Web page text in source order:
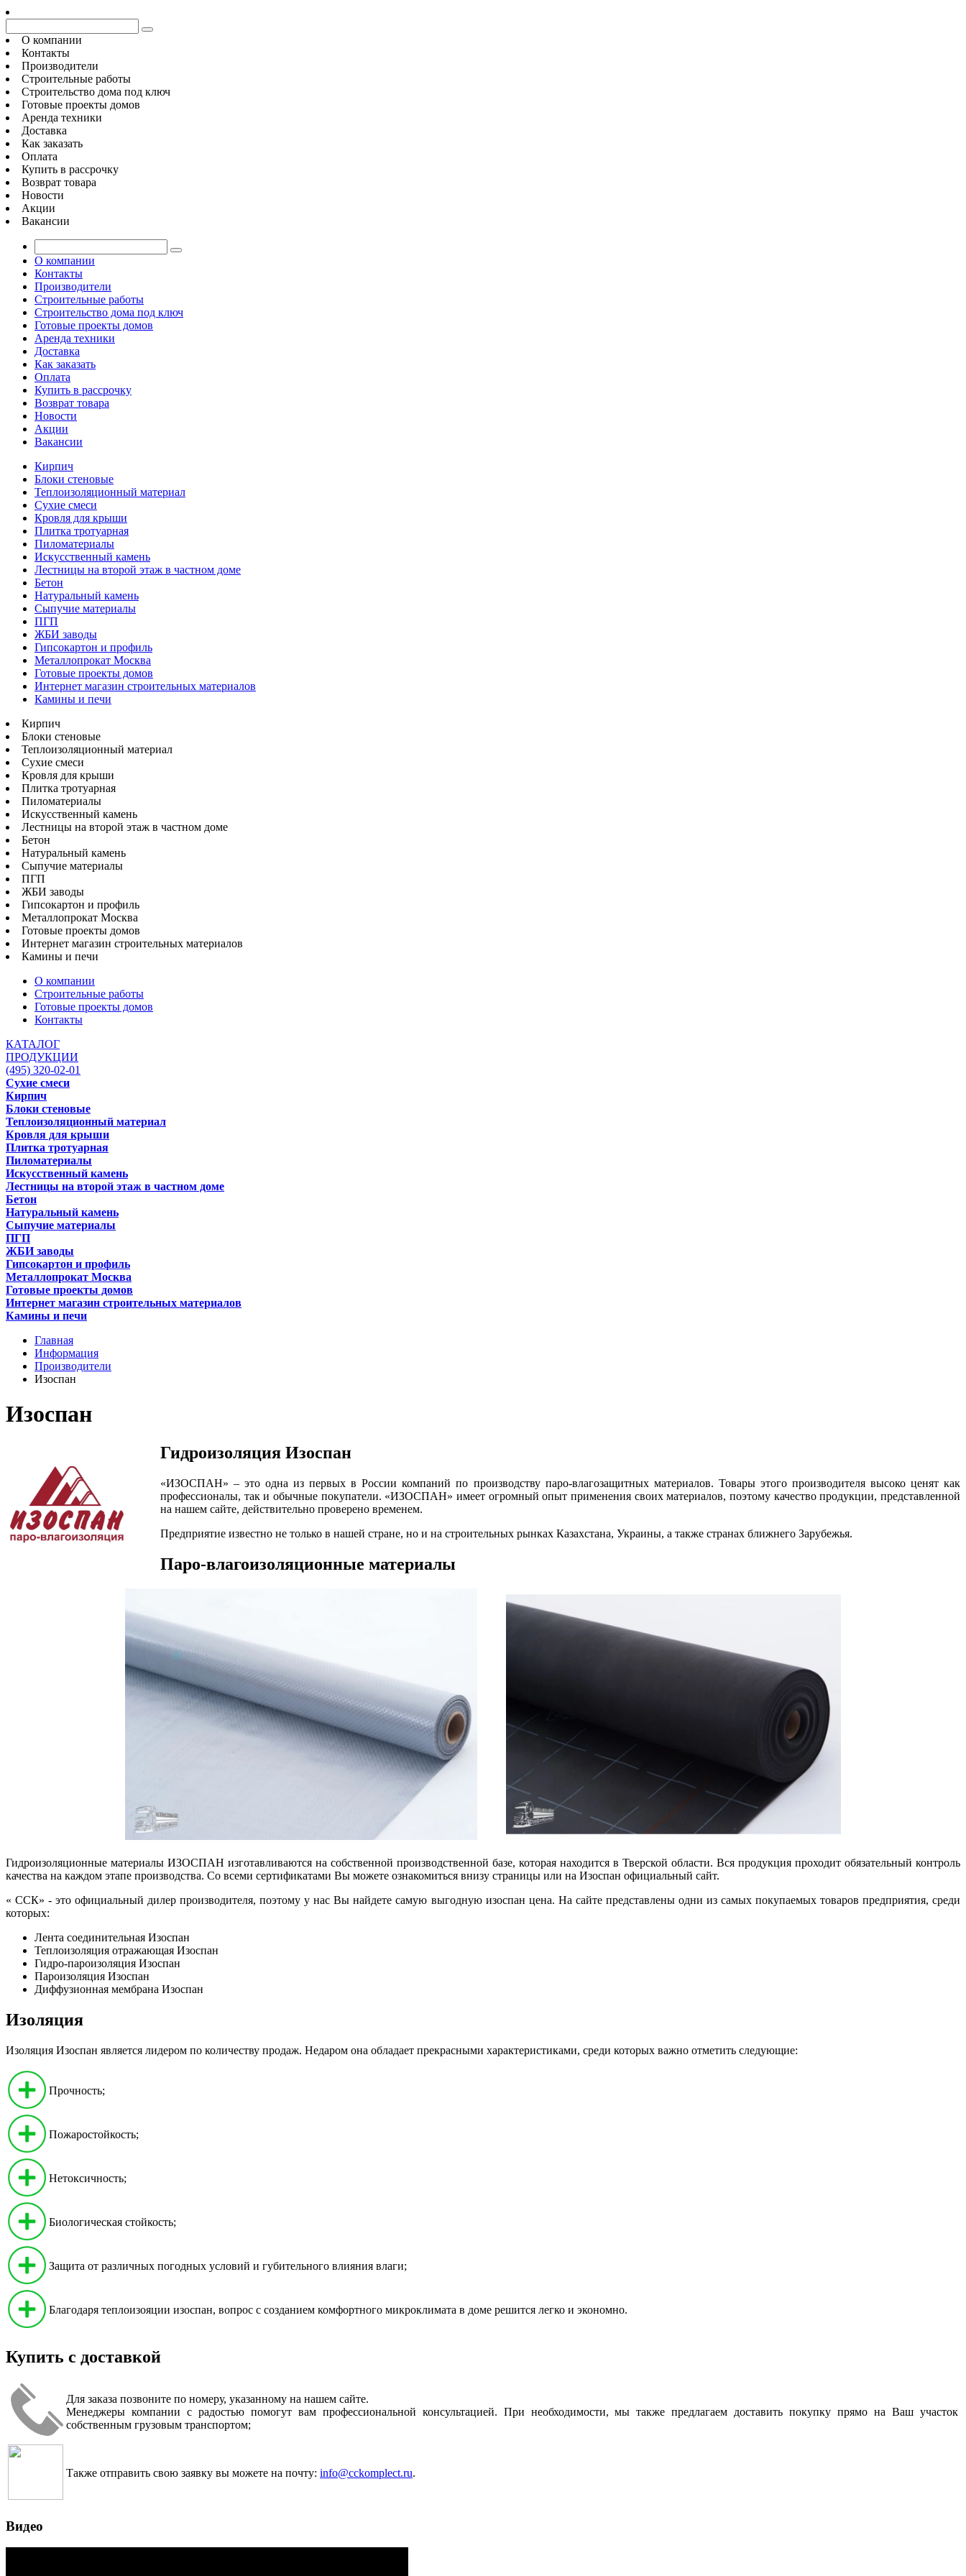
О компании
Контакты
Производители
Строительные работы
Строительство дома под ключ
Готовые проекты домов
Аренда техники
Доставка
Как заказать
Оплата
Купить в рассрочку
Возврат товара
Новости
Акции
Вакансии
О компании
Контакты
Производители
Строительные работы
Строительство дома под ключ
Готовые проекты домов
Аренда техники
Доставка
Как заказать
Оплата
Купить в рассрочку
Возврат товара
Новости
Акции
Вакансии
Кирпич
Блоки стеновые
Теплоизоляционный материал
Сухие смеси
Кровля для крыши
Плитка тротуарная
Пиломатериалы
Искусственный камень
Лестницы на второй этаж в частном доме
Бетон
Натуральный камень
Сыпучие материалы
ПГП
ЖБИ заводы
Гипсокартон и профиль
Металлопрокат Москва
Готовые проекты домов
Интернет магазин строительных материалов
Камины и печи
Кирпич
Блоки стеновые
Теплоизоляционный материал
Сухие смеси
Кровля для крыши
Плитка тротуарная
Пиломатериалы
Искусственный камень
Лестницы на второй этаж в частном доме
Бетон
Натуральный камень
Сыпучие материалы
ПГП
ЖБИ заводы
Гипсокартон и профиль
Металлопрокат Москва
Готовые проекты домов
Интернет магазин строительных материалов
Камины и печи
О компании
Строительные работы
Готовые проекты домов
Контакты
КАТАЛОГ
ПРОДУКЦИИ
(495) 320-02-01
Сухие смеси
Кирпич
Блоки стеновые
Теплоизоляционный материал
Кровля для крыши
Плитка тротуарная
Пиломатериалы
Искусственный камень
Лестницы на второй этаж в частном доме
Бетон
Натуральный камень
Сыпучие материалы
ПГП
ЖБИ заводы
Гипсокартон и профиль
Металлопрокат Москва
Готовые проекты домов
Интернет магазин строительных материалов
Камины и печи
Главная
Информация
Производители
Изоспан
Изоспан
Гидроизоляция Изоспан
«ИЗОСПАН» – это одна из первых в России компаний по производству паро-влагозащитных материалов. Товары этого производителя высоко ценят как
профессионалы, так и обычные покупатели. «ИЗОСПАН» имеет огромный опыт применения своих материалов, поэтому качество продукции, представленной
на нашем сайте, действительно проверено временем.
Предприятие известно не только в нашей стране, но и на строительных рынках Казахстана, Украины, а также странах ближнего Зарубежья.
Паро-влагоизоляционные материалы
Гидроизоляционные материалы ИЗОСПАН изготавливаются на собственной производственной базе, которая находится в Тверской области. Вся продукция проходит обязательный контроль
качества на каждом этапе производства. Со всеми сертификатами Вы можете ознакомиться внизу страницы или на Изоспан официальный сайт.
« ССК» - это официальный дилер производителя, поэтому у нас Вы найдете самую выгодную изоспан цена. На сайте представлены одни из самых покупаемых товаров предприятия, среди
которых:
Лента соединительная Изоспан
Теплоизоляция отражающая Изоспан
Гидро-пароизоляция Изоспан
Пароизоляция Изоспан
Диффузионная мембрана Изоспан
Изоляция
Изоляция Изоспан является лидером по количеству продаж. Недаром она обладает прекрасными характеристиками, среди которых важно отметить следующие:
Прочность;
Пожаростойкость;
Нетоксичность;
Биологическая стойкость;
Защита от различных погодных условий и губительного влияния влаги;
Благодаря теплоизояции изоспан, вопрос с созданием комфортного микроклимата в доме решится легко и экономно.
Купить с доставкой
Для заказа позвоните по номеру, указанному на нашем сайте.
Менеджеры компании с радостью помогут вам профессиональной консультацией. При необходимости, мы также предлагаем доставить покупку прямо на Ваш участок
собственным грузовым транспортом;
Также отправить свою заявку вы можете на почту: info@cckomplect.ru.
Видео